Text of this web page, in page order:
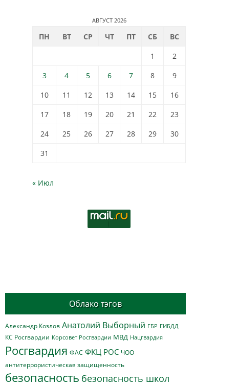
АВГУСТ 2026
ПН ВТ СР ЧТ ПТ СБ
ВС
1
2
3
4 5 6 7 8
9
10
11 12 13 14 15
16
17
18 19 20 21 22
23
24
25 26 27 28 29
30
31
« Июл
Облако тэгов
Александр Козлов Анатолий Выборный ГБР ГИБДД
КС Росгвардии Корсовет Росгвардии МВД Нацгвардия
Росгвардия ФАС ФКЦ РОС ЧОО
антитеррористическая защищенность
безопасность безопасность школ